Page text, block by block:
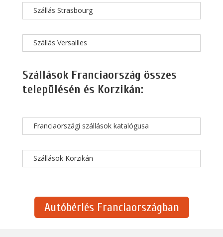
Szállás Strasbourg
Szállás Versailles
Szállások Franciaország összes
településén és Korzikán:
Franciaországi szállások katalógusa
Szállások Korzikán
Autóbérlés Franciaországban